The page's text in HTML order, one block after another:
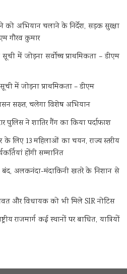
को अभियान चलाने के निर्देश, सड़क सुरक्षा
गौरव कुमार
में जोड़ना सर्वोच्च प्राथमिकता – डीएम
में जोड़ना प्राथमिकता – डीएम
सख्त, चलेगा विशेष अभियान
पुलिस ने शातिर गैंग का किया पर्दाफाश
के लिए 13 महिलाओं का चयन, राज्य स्तरीय
होंगी सम्मानित
बंद, अलकनंदा-मंदाकिनी खतरे के निशान से
और विधायक को भी मिले SIR नोटिस
राजमार्ग कई स्थानों पर बाधित, यात्रियों